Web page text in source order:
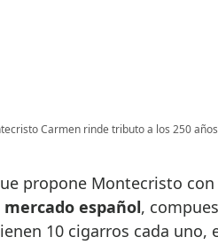
Carmen rinde tributo a los 250
propone Montecristo con
español,
10 cigarros cada uno,